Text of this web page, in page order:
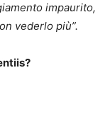
impaurito,
vederlo più”.